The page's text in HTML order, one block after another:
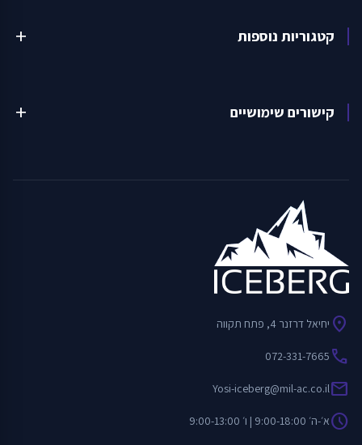
קטגוריות נוספות add
קישורים שימושיים add
location_on יחיאל דרזנר 4, פתח תקווה
call
072-331-7665
mail
Yosi-iceberg@mil-ac.co.il
scheduleא׳-ה׳ 9:00-18:00 | ו׳ 9:00-13:00